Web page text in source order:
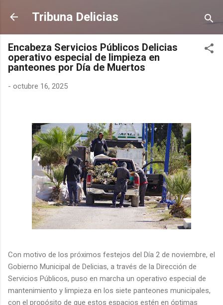
Ir al contenido principal
Tribuna Delicias
Encabeza Servicios Públicos Delicias
operativo especial de limpieza en
panteones por Día de Muertos
- octubre 16, 2025
Con motivo de los próximos festejos del Día 2 de noviembre, el
Gobierno Municipal de Delicias, a través de la Dirección de
Servicios Públicos, puso en marcha un operativo especial de
mantenimiento y limpieza en los siete panteones municipales,
con el propósito de que estos espacios estén en óptimas